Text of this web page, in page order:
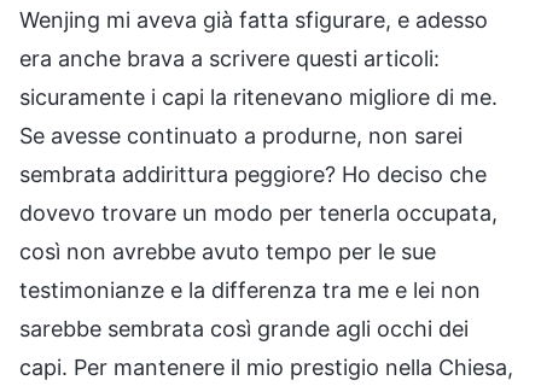
Wenjing mi aveva già fatta sfigurare, e adesso
era anche brava a scrivere questi articoli:
sicuramente i capi la ritenevano migliore di me.
Se avesse continuato a produrne, non sarei
sembrata addirittura peggiore? Ho deciso che
dovevo trovare un modo per tenerla occupata,
così non avrebbe avuto tempo per le sue
testimonianze e la differenza tra me e lei non
sarebbe sembrata così grande agli occhi dei
capi. Per mantenere il mio prestigio nella Chiesa,